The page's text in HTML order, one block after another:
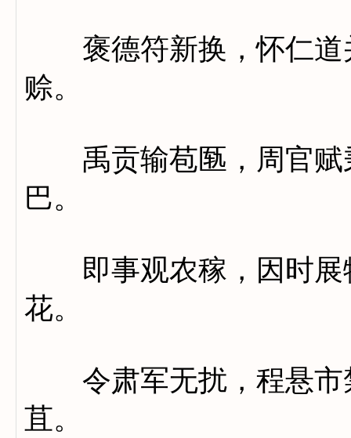
褒德符新换，怀仁道
赊。
禹贡输苞匦，周官赋
巴。
即事观农稼，因时展
花。
令肃军无扰，程悬市
苴。